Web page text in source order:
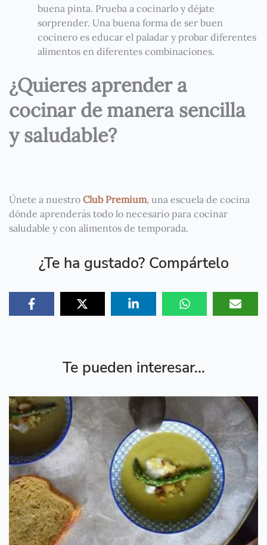
buena pinta. Prueba a cocinarlo y déjate
sorprender. Una buena forma de ser buen
cocinero es educar el paladar y probar diferentes
alimentos en diferentes combinaciones.
¿Quieres aprender a
cocinar de manera sencilla
y saludable?
Únete a nuestro Club Premium, una escuela de cocina
dónde aprenderás todo lo necesario para cocinar
saludable y con alimentos de temporada.
¿Te ha gustado? Compártelo
Te pueden interesar...